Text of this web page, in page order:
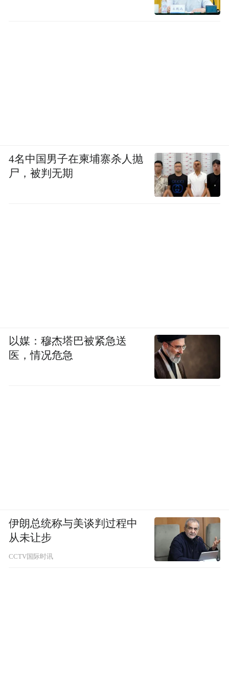
4名中国男子在柬埔寨杀人抛
尸，被判无期
以媒：穆杰塔巴被紧急送
医，情况危急
伊朗总统称与美谈判过程中
从未让步
CCTV国际时讯